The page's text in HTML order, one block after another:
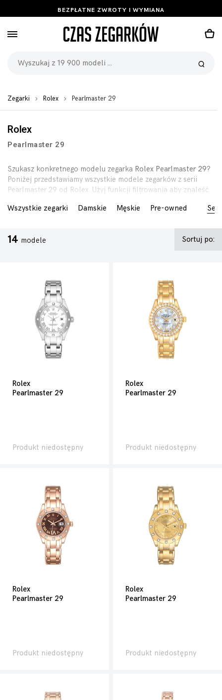
BEZPŁATNE ZWROTY I WYMIANA
Zegarki Rolex Pearlmaster 29
Rolex
Pearlmaster 29
Szukasz konkretnego modelu zegarka Rolex Pearlmaster 29?
Poniżej przedstawiamy wszystkie modele zegarków z serii
Pearlmaster 29 od Rolex. Użyj funkcji filtrowania aby znaleść
Wszystkie zegarki
Damskie Męskie Pre-owned
14 modele Sortuj po:
Rolex
Pearlmaster 29
Produkt niedostępny
Rolex
Pearlmaster 29
Produkt niedostępny
Rolex
Pearlmaster 29
Produkt niedostępny
Rolex
Pearlmaster 29
Produkt niedostępny